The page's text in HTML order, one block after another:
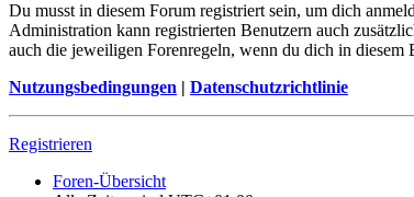
Du musst in diesem Forum registriert sein, um dich
Administration kann registrierten Benutzern auch
auch die jeweiligen Forenregeln, wenn du dich in diesem
Nutzungsbedingungen | Datenschutzrichtlinie
Registrieren
Foren-Übersicht